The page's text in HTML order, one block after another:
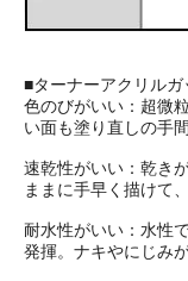
■ターナーアクリル
色のびがいい：超微
い面も塗り直しの手
速乾性がいい：乾き
ままに手早く描けて
耐水性がいい：水性
発揮。ナキやにじみ